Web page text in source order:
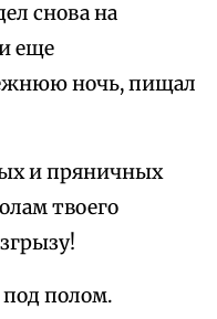
снова на
еще
ночь, пищал
и пряничных
твоего
под полом.